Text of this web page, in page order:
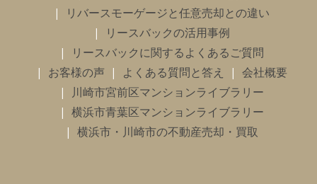
リバースモーゲージと任意売却との違い
リースバックの活用事例
リースバックに関するよくあるご質問
お客様の声
よくある質問と答え
会社概要
川崎市宮前区マンションライブラリー
横浜市青葉区マンションライブラリー
横浜市・川崎市の不動産売却・買取